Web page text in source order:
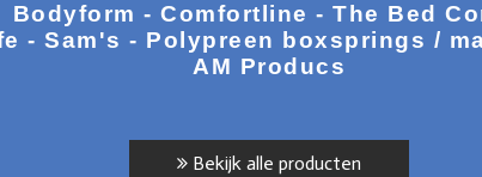
Bodyform - Comfortline - The Bed
- Sam's - Polypreen boxsprings /
AM Producs
Bekijk alle producten